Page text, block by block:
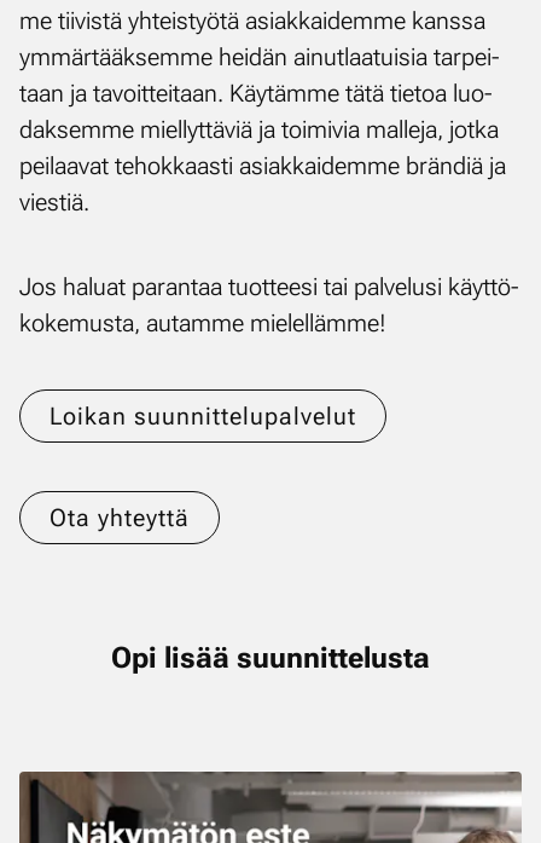
me tii­vis­tä yh­teis­työ­tä asiak­kai­dem­me kans­sa
ym­mär­tääk­sem­me hei­dän ai­nut­laa­tui­sia tar­pei­
taan ja ta­voit­tei­taan. Käy­täm­me tä­tä tie­toa luo­
dak­sem­me miel­lyt­tä­viä ja toi­mi­via mal­le­ja, jot­ka
pei­laa­vat te­hok­kaas­ti asiak­kai­dem­me brän­diä ja
vies­tiä.
Jos ha­luat pa­ran­taa tuot­tee­si tai pal­ve­lusi käyt­tö­
ko­ke­mus­ta, au­tam­me mie­lel­läm­me!
Loikan suunnittelupalvelut
Ota yhteyttä
Opi li­sää suun­nit­te­lus­ta